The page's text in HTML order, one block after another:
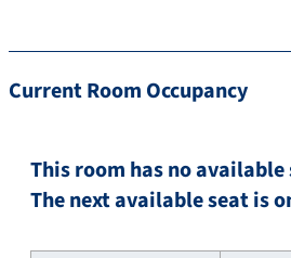
Current Room Occupancy
This room has no
The next available seat is